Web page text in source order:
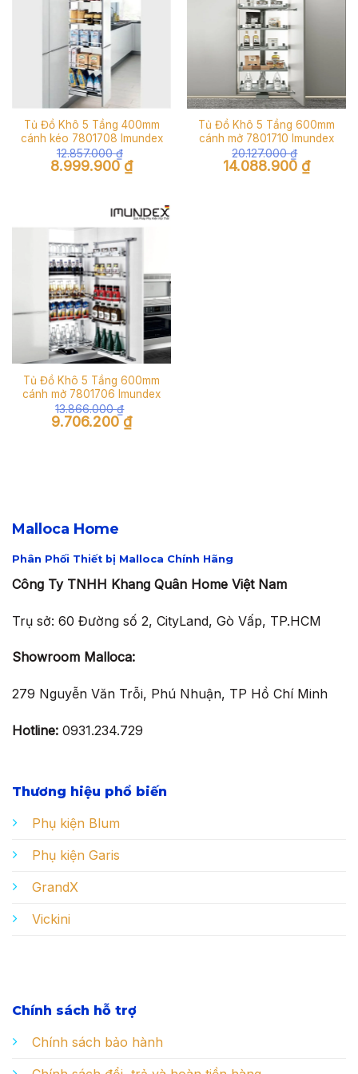
Tủ Đồ Khô 5 Tầng 400mm
cánh kéo 7801708 Imundex
12.857.000₫
Giá
gốc
8.999.900 ₫Giá
hiện
8.999.900 ₫.
Tủ Đồ Khô 5 Tầng 600mm
cánh mở 7801710 Imundex
20.127.000₫
Giá
gốc
14.088.900 ₫Giá
hiện
Tủ Đồ Khô 5 Tầng 600mm
cánh mở 7801706 Imundex
13.866.000₫
Giá
gốc
9.706.200 ₫Giá
hiện
Malloca Home
Phân Phối Thiết bị Malloca Chính Hãng
Công Ty TNHH Khang Quân Home Việt Nam
Trụ sở: 60 Đường số 2, CityLand, Gò Vấp, TP.HCM
Showroom Malloca:
279 Nguyễn Văn Trỗi, Phú Nhuận, TP Hồ Chí Minh
Hotline: 0931.234.729
Thương hiệu phổ biến
Phụ kiện Blum
Phụ kiện Garis
GrandX
Vickini
Chính sách hỗ trợ
Chính sách bảo hành